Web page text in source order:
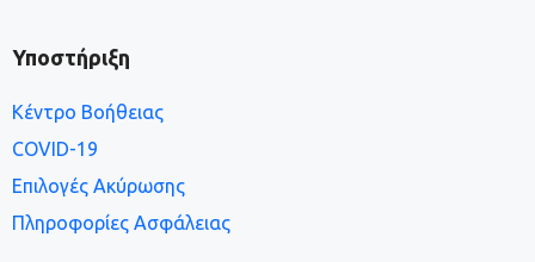
Υποστήριξη
Κέντρο Βοήθειας
COVID-19
Επιλογές Ακύρωσης
Πληροφορίες Ασφάλειας